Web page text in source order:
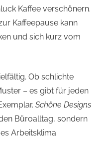
Kaffee verschönern.
Kaffeepause kann
und sich kurz vom
Ob schlichte
– es gibt für jeden
Schöne Designs
Büroalltag, sondern
Arbeitsklima.